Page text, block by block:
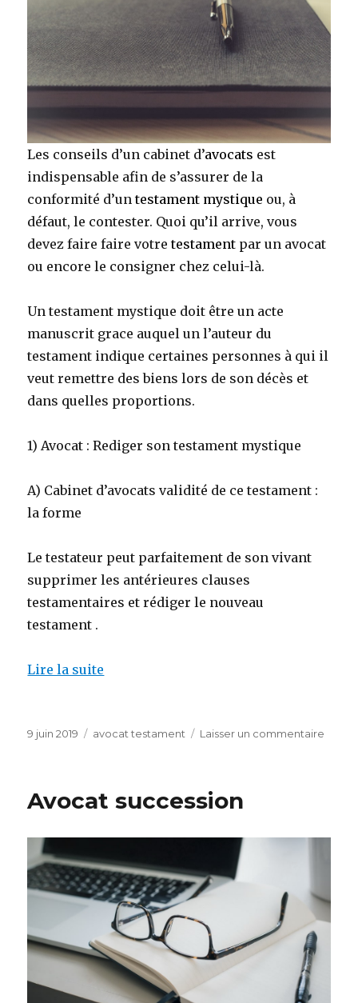
Les conseils d’un cabinet d’avocats est
indispensable afin de s’assurer de la
conformité d’untestament mystique ou, à
défaut, le contester. Quoi qu’il arrive, vous
devez faire faire votretestament par un avocat
ou encore le consigner chez celui-là.
Un testament mystique doit être un acte
manuscrit grace auquel un l’auteur du
testament indique certaines personnes à qui il
veut remettre des biens lors de son décès et
dans quelles proportions.
1) Avocat : Rediger son testament mystique
A) Cabinet d’avocats validité de ce testament :
la forme
Le testateur peut parfaitement de son vivant
supprimer les antérieures clauses
testamentaires et rédiger le nouveau
testament .
Lire la suite
Publié
9 juin 2019 Catégories
avocat testament Laisser un commentaire
Avocat succession